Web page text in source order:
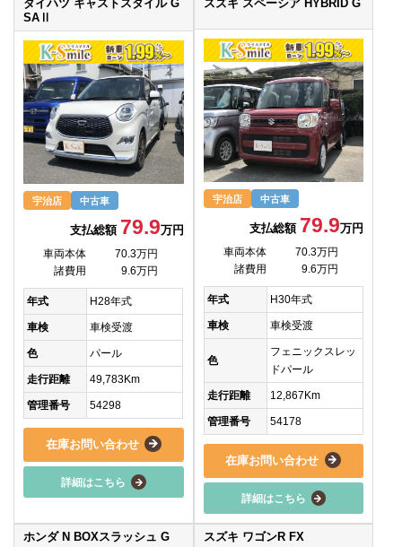
ダイハツ キャストスタイル G
SAⅡ
宇治店 中古車
支払総額 79.9万円
車両本体
70.3万円
諸費用
9.6万円
年式 H28年式
車検 車検受渡
色 パール
走行距離 49,783Km
管理番号 54298
在庫お問い合わせ
詳細はこちら
スズキ スペーシア HYBRID G
宇治店 中古車
支払総額 79.9万円
車両本体
70.3万円
諸費用
9.6万円
年式 H30年式
車検 車検受渡
色
フェニックスレッ
ドパール
走行距離 12,867Km
管理番号 54178
在庫お問い合わせ
詳細はこちら
ホンダ N BOXスラッシュ G スズキ ワゴンR FX